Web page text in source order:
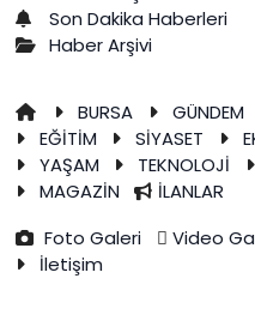
Son Dakika Haberleri
Haber Arşivi
BURSA GÜNDEM
EĞİTİM
SİYASET
YAŞAM
TEKNOLOJİ
MAGAZİN
İLANLAR
Foto Galeri
Video
İletişim